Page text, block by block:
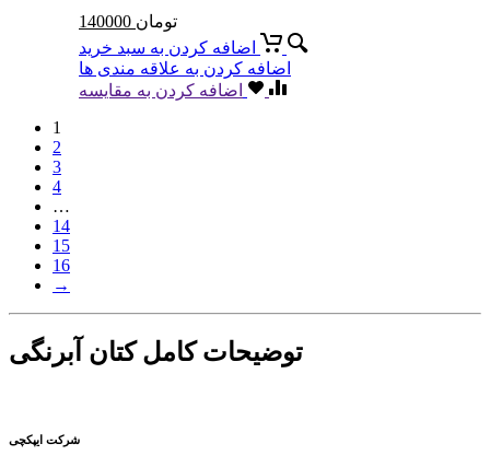
140000 تومان
اضافه کردن به سبد خرید
اضافه کردن به علاقه مندی ها
اضافه کردن به مقایسه
1
2
3
4
…
14
15
16
→
توضیحات کامل کتان آبرنگی
شرکت ایپکچی